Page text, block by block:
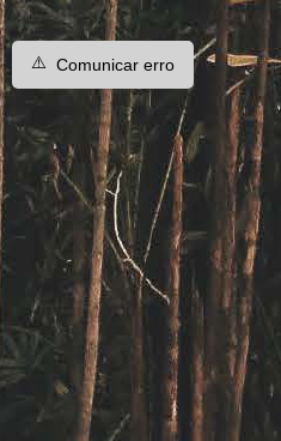
⚠️ Comunicar erro